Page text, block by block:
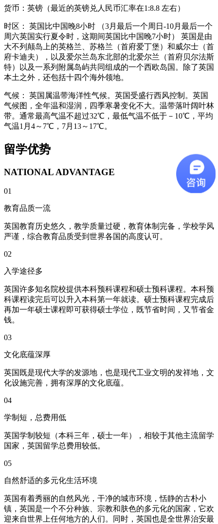
货币： 英镑（最近的英镑兑人民币汇率在1:8.8 左右）
时区：
英国比中国晚8小时 （3月最后一个周日-10月最后一个
周六英国实行夏令时，这期间英国比中国晚7小时） 英国是由
大不列颠岛上的英格兰、苏格兰（首府爱丁堡）和威尔士（首
府卡迪夫），以及爱尔兰岛东北部的北爱尔兰（首府贝尔法斯
特）以及一系列附属岛屿共同组成的一个西欧岛国。除了英国
本土之外，还包括十四个海外领地。
气候：
英国属温带海洋性气候。英国受盛行西风控制。英国
气候图，全年温和湿润，四季寒暑变化不大。温带落叶阔叶林
带。通常最高气温不超过32℃，最低气温不低于－10℃，平均
气温1月4～7℃，7月13～17℃。
留学优势
NATIONAL ADVANTAGE
01
教育品质一流
英国教育历史悠久，教学质量过硬，教育体制完备，学校学风
严谨，综合教育品质受到世界各国的高度认可。
02
入学途径多
英国许多知名院校提供本科预科课程和硕士预科课程。本科预
科课程读完后可以升入本科第一年就读。硕士预科课程完成后
再加一年硕士课程即可获得硕士学位，既节省时间，又节省金
钱。
03
文化底蕴深厚
英国既是现代大学的发源地，也是现代工业文明的发祥地，文
化设施完善，拥有深厚的文化底蕴。
04
学制短，总费用低
英国学制较短（本科三年，硕士一年），相较于其他主流留学
国家，英国留学总费用较低。
05
自然舒适的多元化生活环境
英国有着秀丽的自然风光，干净的城市环境，恬静的古朴小
镇，英国是一个不分种族、宗教和肤色的多元化的国家，它欢
迎来自世界上任何地方的人们。同时，英国也是全世界治安最